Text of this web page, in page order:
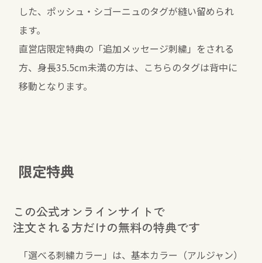
した、ポッシュ・シゴーニュのタグが縫い留められ
ます。
直営店限定特典の「追加メッセージ刺繍」をされる
方、身長35.5cm未満の方は、こちらのタグは背中に
移動となります。
限定特典
この公式オンラインサイトで
注文される方だけの無料の特典です
「選べる刺繍カラー」は、基本カラー（アルジャン）